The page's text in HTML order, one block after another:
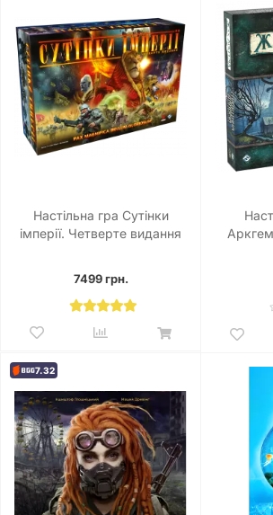
Настільна гра Сутінки
імперії. Четверте видання
7499 грн.
7.32